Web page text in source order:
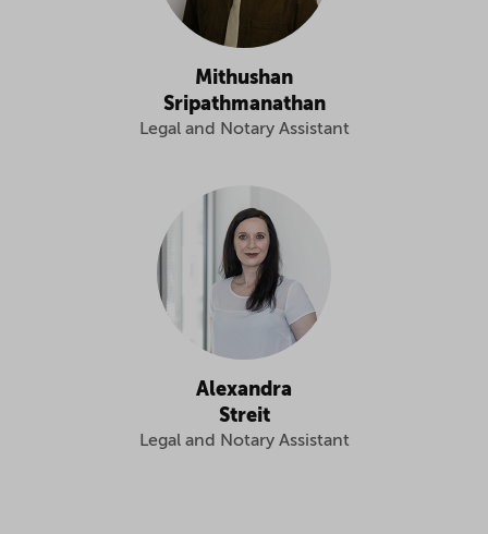
Mithushan
Sripathmanathan
Legal and Notary Assistant
Alexandra
Streit
Legal and Notary Assistant